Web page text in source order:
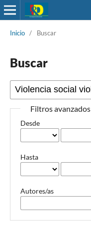
Inicio / Buscar
Buscar
Filtros avanzados
Desde
Hasta
Autores/as